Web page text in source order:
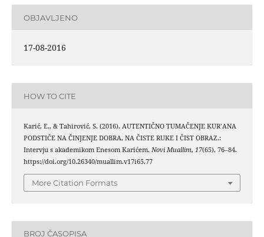
OBJAVLJENO
17-08-2016
HOW TO CITE
Karić, E., & Tahirović, S. (2016). AUTENTIČNO TUMAČENJE KUR’ANA
PODSTIČE NA ČINJENJE DOBRA, NA ČISTE RUKE I ČIST OBRAZ.:
Intervju s akademikom Enesom Karićem. Novi Muallim, 17(65), 76–84.
https://doi.org/10.26340/muallim.v17i65.77
More Citation Formats
BROJ ČASOPISA